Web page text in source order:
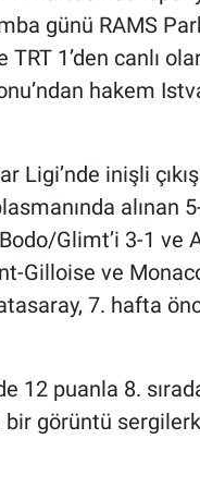
günü RAMS
1’den canlı
hakem
Ligi’nde inişli
alınan
Glimt’i 3-1 ve
Gilloise ve
7. hafta
12 puanla 8.
bir görüntü